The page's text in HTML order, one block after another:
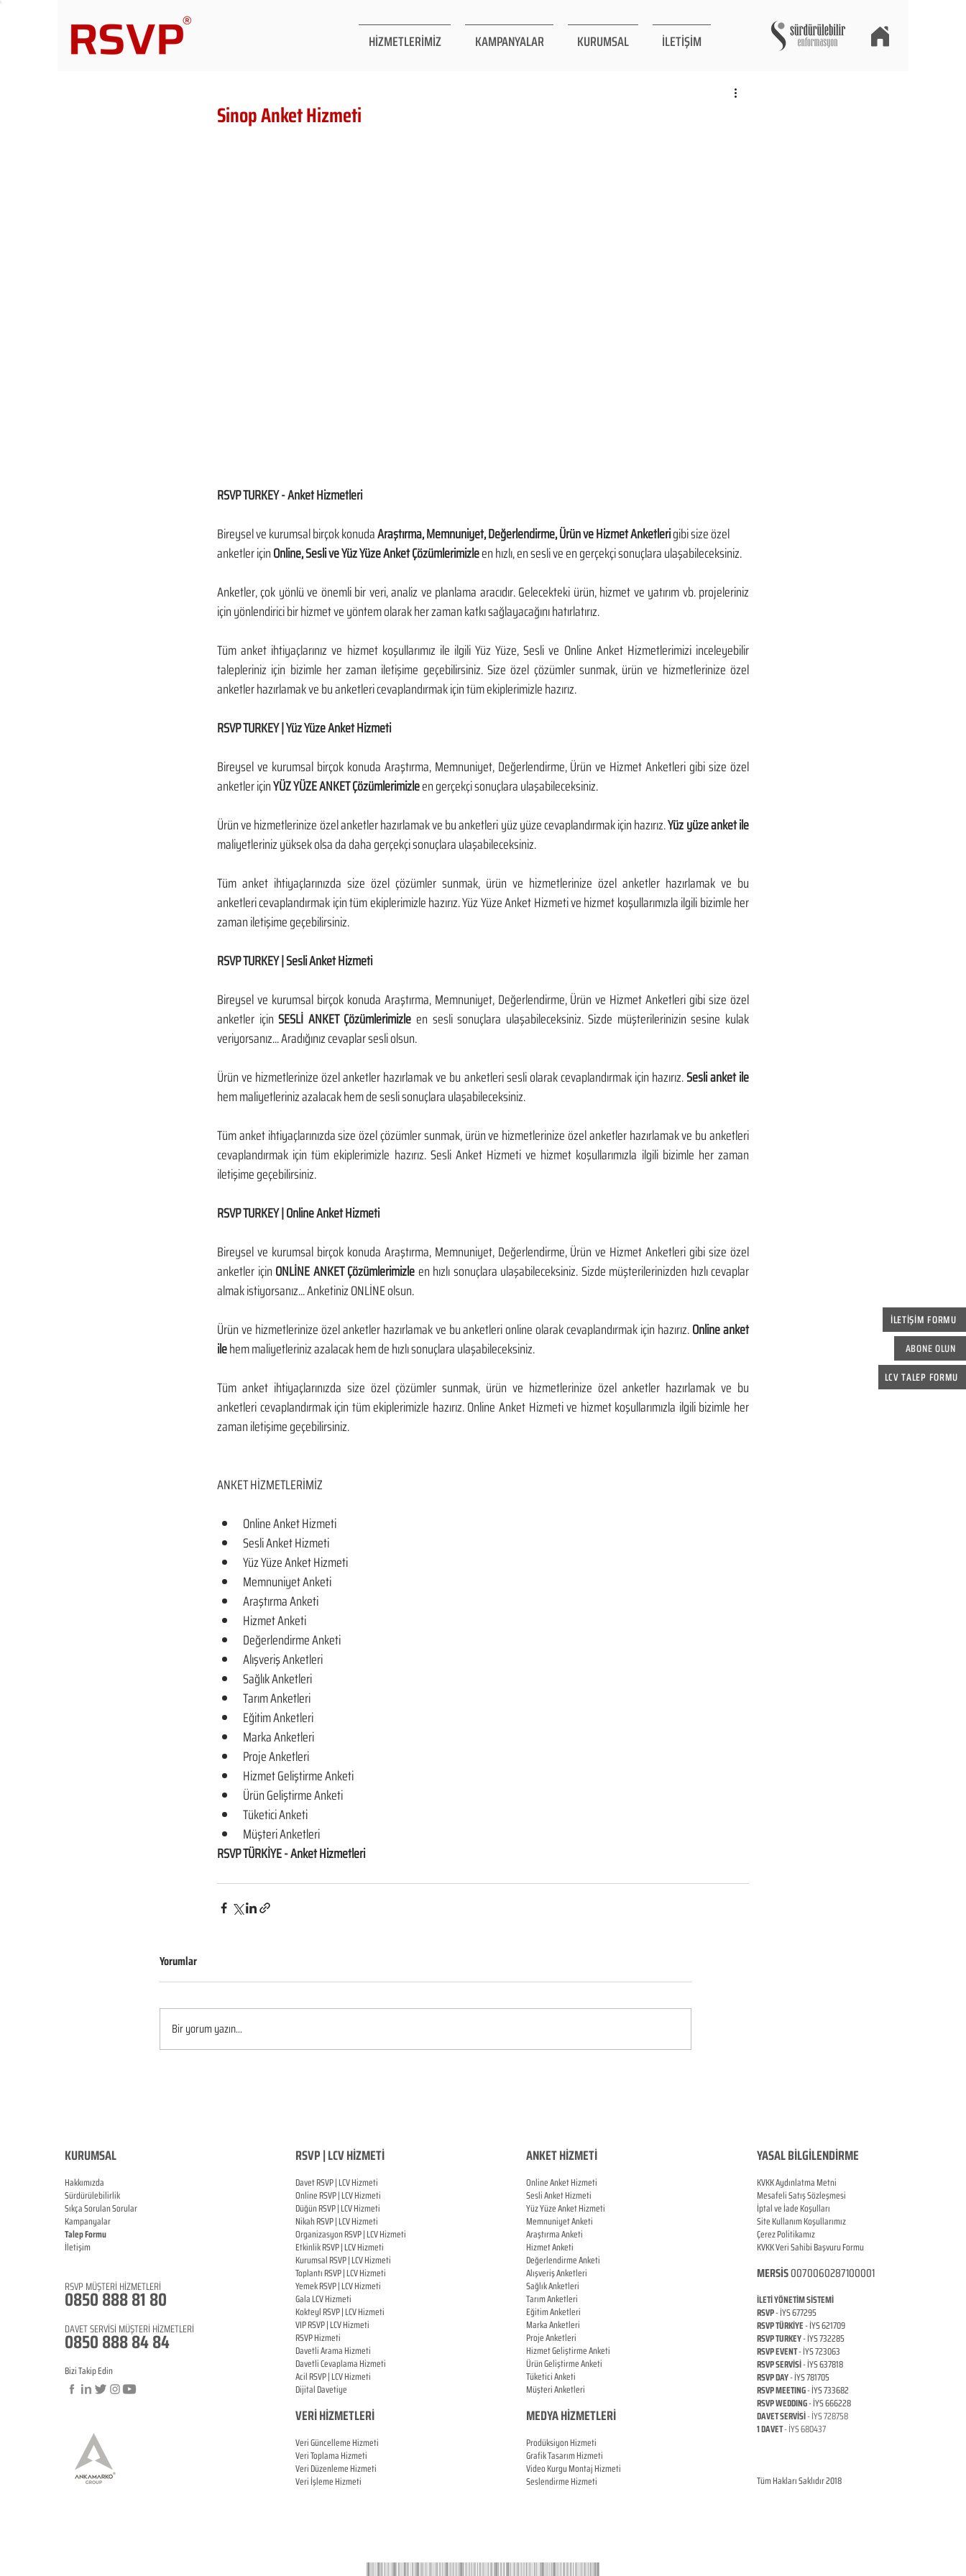
HİZMETLERİMİZ KAMPANYALAR KURUMSAL İLETİŞİM
İLETİŞİM FORMU
ABONE OLUN
LCV TALEP FORMU
Sinop Anket Hizmeti
RSVP TURKEY - Anket Hizmetleri
Bireysel ve kurumsal birçok konuda Araştırma, Memnuniyet, Değerlendirme, Ürün ve Hizmet Anketleri gibi size özel
anketler için Online, Sesli ve Yüz Yüze Anket Çözümlerimizle en hızlı, en sesli ve en gerçekçi sonuçlara ulaşabileceksiniz.
Anketler, çok yönlü ve önemli bir veri, analiz ve planlama aracıdır. Gelecekteki ürün, hizmet ve yatırım vb. projeleriniz
için yönlendirici bir hizmet ve yöntem olarak her zaman katkı sağlayacağını hatırlatırız.
Tüm anket ihtiyaçlarınız ve hizmet koşullarımız ile ilgili Yüz Yüze, Sesli ve Online Anket Hizmetlerimizi inceleyebilir
talepleriniz için bizimle her zaman iletişime geçebilirsiniz. Size özel çözümler sunmak, ürün ve hizmetlerinize özel
anketler hazırlamak ve bu anketleri cevaplandırmak için tüm ekiplerimizle hazırız.
RSVP TURKEY | Yüz Yüze Anket Hizmeti
Bireysel ve kurumsal birçok konuda Araştırma, Memnuniyet, Değerlendirme, Ürün ve Hizmet Anketleri gibi size özel
anketler için YÜZ YÜZE ANKET Çözümlerimizle en gerçekçi sonuçlara ulaşabileceksiniz.
Ürün ve hizmetlerinize özel anketler hazırlamak ve bu anketleri yüz yüze cevaplandırmak için hazırız. Yüz yüze anket ile
maliyetleriniz yüksek olsa da daha gerçekçi sonuçlara ulaşabileceksiniz.
Tüm anket ihtiyaçlarınızda size özel çözümler sunmak, ürün ve hizmetlerinize özel anketler hazırlamak ve bu
anketleri cevaplandırmak için tüm ekiplerimizle hazırız. Yüz Yüze Anket Hizmeti ve hizmet koşullarımızla ilgili bizimle her
zaman iletişime geçebilirsiniz.
RSVP TURKEY | Sesli Anket Hizmeti
Bireysel ve kurumsal birçok konuda Araştırma, Memnuniyet, Değerlendirme, Ürün ve Hizmet Anketleri gibi size özel
anketler için SESLİ ANKET Çözümlerimizle en sesli sonuçlara ulaşabileceksiniz. Sizde müşterilerinizin sesine kulak
veriyorsanız... Aradığınız cevaplar sesli olsun.
Ürün ve hizmetlerinize özel anketler hazırlamak ve bu anketleri sesli olarak cevaplandırmak için hazırız.
hem maliyetleriniz azalacak hem de sesli sonuçlara ulaşabileceksiniz.
Tüm anket ihtiyaçlarınızda size özel çözümler sunmak, ürün ve hizmetlerinize özel anketler hazırlamak ve bu anketleri
cevaplandırmak için tüm ekiplerimizle hazırız. Sesli Anket Hizmeti ve hizmet koşullarımızla ilgili bizimle her zaman
iletişime geçebilirsiniz.
RSVP TURKEY | Online Anket Hizmeti
Bireysel ve kurumsal birçok konuda Araştırma, Memnuniyet, Değerlendirme, Ürün ve Hizmet Anketleri gibi size özel
anketler için ONLİNE ANKET Çözümlerimizle en hızlı sonuçlara ulaşabileceksiniz. Sizde müşterilerinizden hızlı cevaplar
almak istiyorsanız... Anketiniz ONLİNE olsun.
Ürün ve hizmetlerinize özel anketler hazırlamak ve bu anketleri online olarak cevaplandırmak için hazırız. Online anket
ile hem maliyetleriniz azalacak hem de hızlı sonuçlara ulaşabileceksiniz.
Tüm anket ihtiyaçlarınızda size özel çözümler sunmak, ürün ve hizmetlerinize özel anketler hazırlamak ve bu
anketleri cevaplandırmak için tüm ekiplerimizle hazırız. Online Anket Hizmeti ve hizmet koşullarımızla ilgili bizimle her
zaman iletişime geçebilirsiniz.
ANKET HİZMETLERİMİZ
Online Anket Hizmeti
Sesli Anket Hizmeti
Yüz Yüze Anket Hizmeti
Memnuniyet Anketi
Araştırma Anketi
Hizmet Anketi
Değerlendirme Anketi
Alışveriş Anketleri
Sağlık Anketleri
Tarım Anketleri
Eğitim Anketleri
Marka Anketleri
Proje Anketleri
Hizmet Geliştirme Anketi
Ürün Geliştirme Anketi
Tüketici Anketi
Müşteri Anketleri
RSVP TÜRKİYE - Anket Hizmetleri
Yorumlar
Bir yorum yazın...
KURUMSAL
Hakkımızda
Sürdürülebilirlik
Sıkça Sorulan Sorular
Kampanyalar
Talep Formu
İletişim
RSVP MÜŞTERİ HİZMETLERİ
0850 888 81 80
DAVET SERVİSİ MÜŞTERİ HİZMETLERİ
0850 888 84 84
Bizi Takip Edin
RSVP | LCV HİZMETİ
Davet RSVP | LCV Hizmeti
OnlineRSVP |LCV Hizmeti
DüğünRSVP |LCV Hizmeti
NikahRSVP |LCV Hizmeti
OrganizasyonRSVP |LCV Hizmeti
EtkinlikRSVP |LCV Hizmeti
KurumsalRSVP |LCV Hizmeti
ToplantıRSVP |LCV Hizmeti
YemekRSVP |LCV Hizmeti
Gala LCV Hizmeti
KokteylRSVP |LCV Hizmeti
VIPRSVP |LCV Hizmeti
RSVP Hizmeti
Davetli Arama Hizmeti
Davetli Cevaplama Hizmeti
AcilRSVP |LCV Hizmeti
Dijital Davetiye
VERİ HİZMETLERİ
Veri Güncelleme Hizmeti
Veri Toplama Hizmeti
Veri Düzenleme Hizmeti
Veri İşleme Hizmeti
ANKET HİZMETİ
Online Anket Hizmeti
Sesli Anket Hizmeti
Yüz Yüze Anket Hizmeti
Memnuniyet Anketi
Araştırma Anketi
Hizmet Anketi
Değerlendirme Anketi
Alışveriş Anketleri
Sağlık Anketleri
Tarım Anketleri
Eğitim Anketleri
Marka Anketleri
Proje Anketleri
Hizmet Geliştirme Anketi
Ürün Geliştirme Anketi
Tüketici Anketi
Müşteri Anketleri
MEDYA HİZMETLERİ
Prodüksiyon Hizmeti
Grafik Tasarım Hizmeti
Video Kurgu Montaj Hizmeti
Seslendirme Hizmeti
YASAL BİLGİLENDİRME
KVKK Aydınlatma Metni
Mesafeli Satış Sözleşmesi
İptal ve İade Koşulları
Site Kullanım Koşullarımız
Çerez Politikamız
KVKK Veri Sahibi Başvuru Formu
MERSİS0070060287100001
İLETİ YÖNETİM SİSTEMİ
RSVP- İYS 677295
RSVP TÜRKİYE- İYS 621709
RSVP TURKEY- İYS 732285
RSVP EVENT- İYS 723063
RSVP SERVİSİ- İYS 637818
RSVP DAY- İYS 781705
RSVP MEETING- İYS 733682
RSVP WEDDING- İYS 666228
DAVET SERVİSİ- İYS 728758
1 DAVET- İYS 680437
Tüm Hakları Saklıdır 2018